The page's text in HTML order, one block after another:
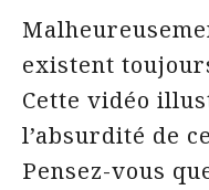
existent
Cette vidéo
l’absurdité de
Pensez-vous